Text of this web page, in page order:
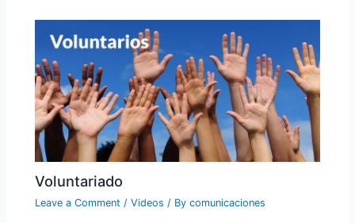
Voluntariado
Leave a Comment /Videos / Bycomunicaciones